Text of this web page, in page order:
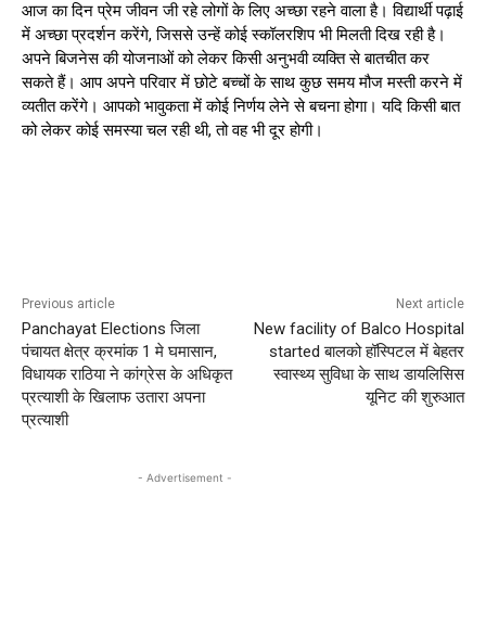
आज का दिन प्रेम जीवन जी रहे लोगों के लिए अच्छा रहने वाला है। विद्यार्थी पढ़ाई
में अच्छा प्रदर्शन करेंगे, जिससे उन्हें कोई स्कॉलरशिप भी मिलती दिख रही है।
अपने बिजनेस की योजनाओं को लेकर किसी अनुभवी व्यक्ति से बातचीत कर
सकते हैं। आप अपने परिवार में छोटे बच्चों के साथ कुछ समय मौज मस्ती करने में
व्यतीत करेंगे। आपको भावुकता में कोई निर्णय लेने से बचना होगा। यदि किसी बात
को लेकर कोई समस्या चल रही थी, तो वह भी दूर होगी।
Previous article
Panchayat Elections जिला
पंचायत क्षेत्र क्रमांक 1 मे घमासान,
विधायक राठिया ने कांग्रेस के अधिकृत
प्रत्याशी के खिलाफ उतारा अपना
प्रत्याशी
Next article
New facility of Balco Hospital
started बालको हॉस्पिटल में बेहतर
स्वास्थ्य सुविधा के साथ डायलिसिस
यूनिट की शुरुआत
- Advertisement -